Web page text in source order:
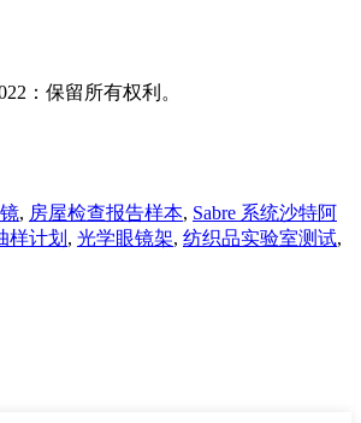
：保留所有权利。
, 房屋检查报告样本, Sabre 系统沙特阿
样计划 , 光学眼镜架, 纺织品实验室测试,